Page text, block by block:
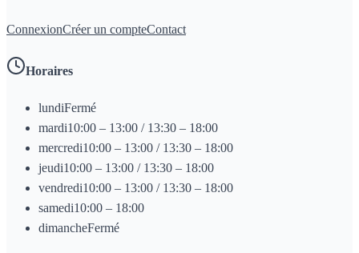
ConnexionCréer un compteContact
Horaires
lundiFermé
mardi10:00 – 13:00 / 13:30 – 18:00
mercredi10:00 – 13:00 / 13:30 – 18:00
jeudi10:00 – 13:00 / 13:30 – 18:00
vendredi10:00 – 13:00 / 13:30 – 18:00
samedi10:00 – 18:00
dimancheFermé